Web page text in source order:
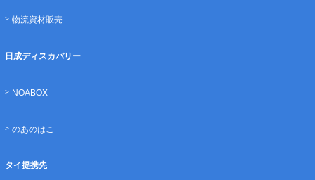
物流資材販売
日成ディスカバリー
NOABOX
のあのはこ
タイ提携先